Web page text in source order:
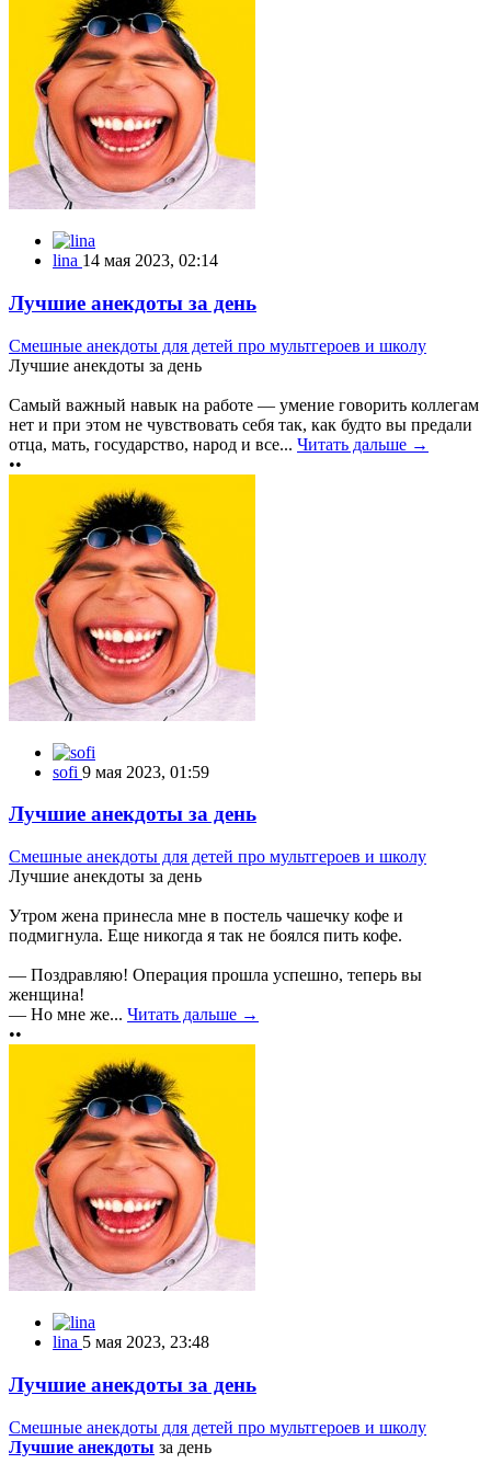
lina 14 мая 2023, 02:14
Лучшие анекдоты за день
Смешные анекдоты для детей про мультгероев и школу
Лучшие анекдоты за день
Самый важный навык на работе — умение говорить коллегам
нет и при этом не чувствовать себя так, как будто вы предали
отца, мать, государство, народ и все... Читать дальше →
••
sofi 9 мая 2023, 01:59
Лучшие анекдоты за день
Смешные анекдоты для детей про мультгероев и школу
Лучшие анекдоты за день
Утром жена принесла мне в постель чашечку кофе и
подмигнула. Еще никогда я так не боялся пить кофе.
— Поздравляю! Операция прошла успешно, теперь вы
женщина!
— Но мне же... Читать дальше →
••
lina 5 мая 2023, 23:48
Лучшие анекдоты за день
Смешные анекдоты для детей про мультгероев и школу
Лучшие анекдоты за день